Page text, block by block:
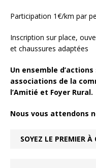
Participation 1€/km par
Inscription sur place,
et chaussures adaptées
Un ensemble
associations de la
l’Amitié et Foyer Rural.
Nous vous attendons
SOYEZ LE PREMIER